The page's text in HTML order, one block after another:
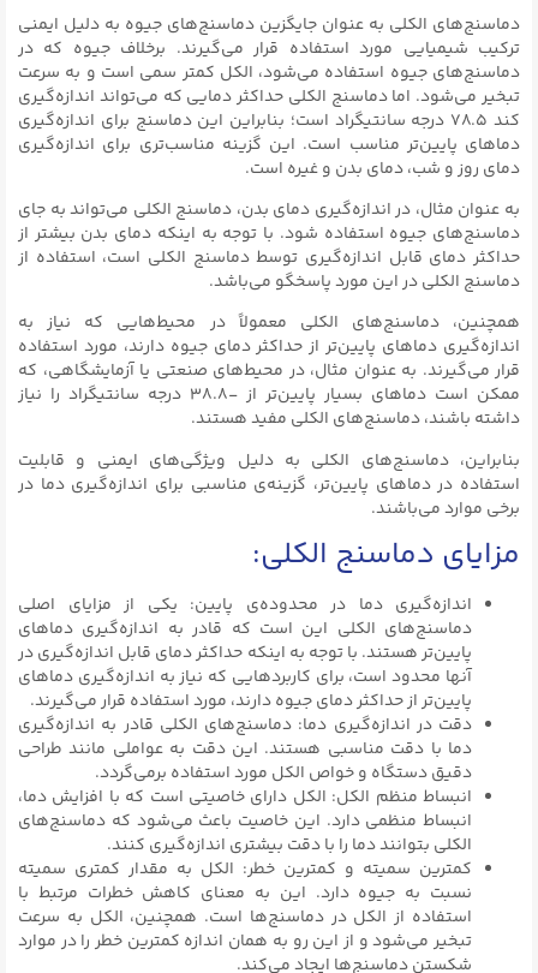
دماسنج‌های الکلی به عنوان جایگزین دماسنج‌های جیوه به دلیل ایمنی
ترکیب شیمیایی مورد استفاده قرار می‌گیرند. برخلاف جیوه که در
دماسنج‌های جیوه استفاده می‌شود، الکل کمتر سمی است و به سرعت
تبخیر می‌شود. اما دماسنج الکلی حداکثر دمایی که می‌تواند اندازه‌گیری
کند ۷۸.۵ درجه سانتیگراد است؛ بنابراین این دماسنج برای اندازه‌گیری
دماهای پایین‌تر مناسب است. این گزینه مناسب‌تری برای اندازه‌گیری
دمای روز و شب، دمای بدن و غیره است.
به عنوان مثال، در اندازه‌گیری دمای بدن، دماسنج الکلی می‌تواند به جای
دماسنج‌های جیوه استفاده شود. با توجه به اینکه دمای بدن بیشتر از
حداکثر دمای قابل اندازه‌گیری توسط دماسنج الکلی است، استفاده از
دماسنج الکلی در این مورد پاسخگو می‌باشد.
همچنین، دماسنج‌های الکلی معمولاً در محیط‌هایی که نیاز به
اندازه‌گیری دماهای پایین‌تر از حداکثر دمای جیوه دارند، مورد استفاده
قرار می‌گیرند. به عنوان مثال، در محیط‌های صنعتی یا آزمایشگاهی، که
ممکن است دماهای بسیار پایین‌تر از -۳۸.۸ درجه سانتیگراد را نیاز
داشته باشند، دماسنج‌های الکلی مفید هستند.
بنابراین، دماسنج‌های الکلی به دلیل ویژگی‌های ایمنی و قابلیت
استفاده در دماهای پایین‌تر، گزینه‌ی مناسبی برای اندازه‌گیری دما در
برخی موارد می‌باشند.
مزایای دماسنج الکلی:
اندازه‌گیری دما در محدوده‌ی پایین: یکی از مزایای اصلی
دماسنج‌های الکلی این است که قادر به اندازه‌گیری دماهای
پایین‌تر هستند. با توجه به اینکه حداکثر دمای قابل اندازه‌گیری در
آنها محدود است، برای کاربردهایی که نیاز به اندازه‌گیری دماهای
پایین‌تر از حداکثر دمای جیوه دارند، مورد استفاده قرار می‌گیرند.
دقت در اندازه‌گیری دما: دماسنج‌های الکلی قادر به اندازه‌گیری
دما با دقت مناسبی هستند. این دقت به عواملی مانند طراحی
دقیق دستگاه و خواص الکل مورد استفاده برمی‌گردد.
انبساط منظم الکل: الکل دارای خاصیتی است که با افزایش دما،
انبساط منظمی دارد. این خاصیت باعث می‌شود که دماسنج‌های
الکلی بتوانند دما را با دقت بیشتری اندازه‌گیری کنند.
کمترین سمیته و کمترین خطر: الکل به مقدار کمتری سمیته
نسبت به جیوه دارد. این به معنای کاهش خطرات مرتبط با
استفاده از الکل در دماسنج‌ها است. همچنین، الکل به سرعت
تبخیر می‌شود و از این رو به همان اندازه کمترین خطر را در موارد
شکستن دماسنج‌ها ایجاد می‌کند.